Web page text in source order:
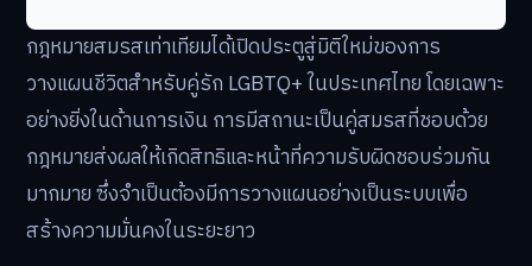
กฎหมายสมรสเท่าเทียมได้เปิดประตูสู่มิติใหม่ของการ
วางแผนชีวิตสำหรับคู่รัก LGBTQ+ ในประเทศไทย โดยเฉพาะ
อย่างยิ่งในด้านการเงิน การมีสถานะเป็นคู่สมรสที่ชอบด้วย
กฎหมายส่งผลให้เกิดสิทธิและหน้าที่ความรับผิดชอบร่วมกัน
มากมาย ซึ่งจำเป็นต้องมีการวางแผนอย่างเป็นระบบเพื่อ
สร้างความมั่นคงในระยะยาว